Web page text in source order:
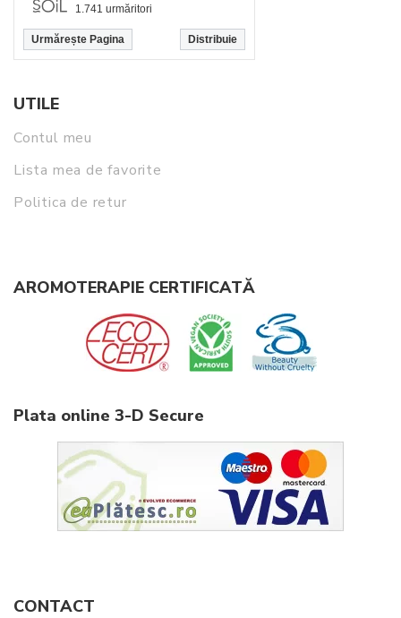
1.741 urmăritori
Urmărește Pagina Distribuie
UTILE
Contul meu
Lista mea de favorite
Politica de retur
AROMOTERAPIE CERTIFICATĂ
Plata online 3-D Secure
CONTACT